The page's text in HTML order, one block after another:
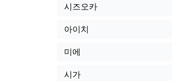
시즈오카
아이치
미에
시가